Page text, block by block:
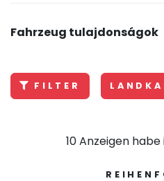
Fahrzeug tulajdonságok
FILTER
10 Anzeigen